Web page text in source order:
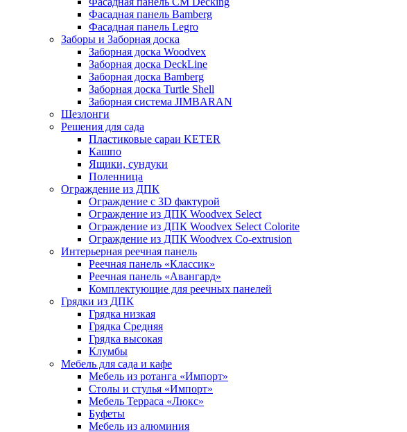
Фасадная панель Bamberg
Фасадная панель Legro
Заборы и Заборная доска
Заборная доска Woodvex
Заборная доска DeckLine
Заборная доска Bamberg
Заборная доска Turtle Shell
Заборная система JIMBARAN
Шезлонги
Решения для сада
Пластиковые сараи KETER
Кашпо
Ящики, сундуки
Поленница
Ограждение из ДПК
Ограждение с 3D фактурой
Ограждение из ДПК Woodvex Select
Ограждение из ДПК Woodvex Select Colorite
Ограждение из ДПК Woodvex Co-extrusion
Интерьерная реечная панель
Реечная панель «Классик»
Реечная панель «Авангард»
Комплектующие для реечных панелей
Грядки из ДПК
Грядка низкая
Грядка Средняя
Грядка высокая
Клумбы
Мебель для сада и кафе
Мебель из ротанга «Импорт»
Столы и стулья «Импорт»
Мебель Терраса «Люкс»
Буфеты
Мебель из алюминия